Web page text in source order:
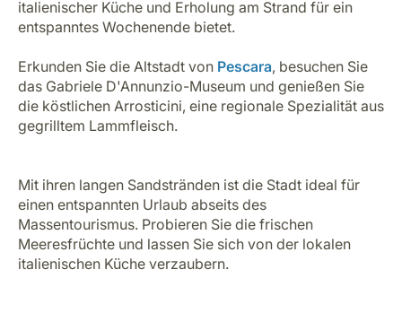
italienischer Küche und Erholung am Strand für ein
entspanntes Wochenende bietet.
Erkunden Sie die Altstadt von Pescara, besuchen Sie
das Gabriele D'Annunzio-Museum und genießen Sie
die köstlichen Arrosticini, eine regionale Spezialität aus
gegrilltem Lammfleisch.
Mit ihren langen Sandstränden ist die Stadt ideal für
einen entspannten Urlaub abseits des
Massentourismus. Probieren Sie die frischen
Meeresfrüchte und lassen Sie sich von der lokalen
italienischen Küche verzaubern.